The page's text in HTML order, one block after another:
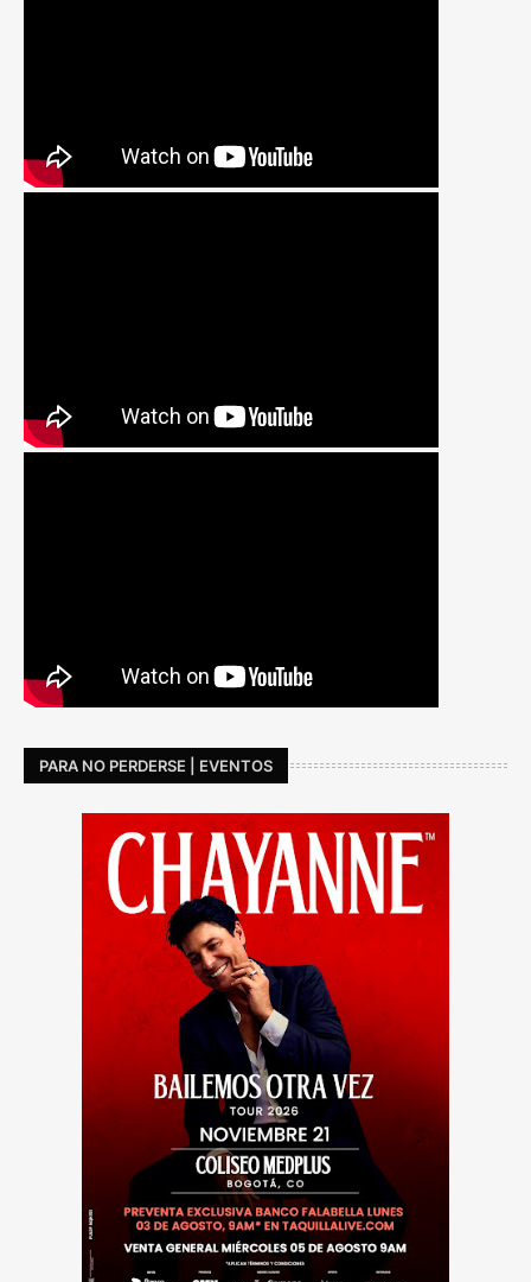
PARA NO PERDERSE | EVENTOS